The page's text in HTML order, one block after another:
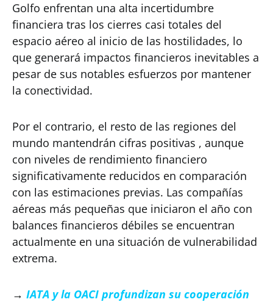
Golfo enfrentan una alta incertidumbre
financiera tras los cierres casi totales del
espacio aéreo al inicio de las hostilidades, lo
que generará impactos financieros inevitables a
pesar de sus notables esfuerzos por mantener
la conectividad.
Por el contrario, el resto de las regiones del
mundo mantendrán cifras positivas , aunque
con niveles de rendimiento financiero
significativamente reducidos en comparación
con las estimaciones previas. Las compañías
aéreas más pequeñas que iniciaron el año con
balances financieros débiles se encuentran
actualmente en una situación de vulnerabilidad
extrema.
→ IATA y la OACI profundizan su cooperación